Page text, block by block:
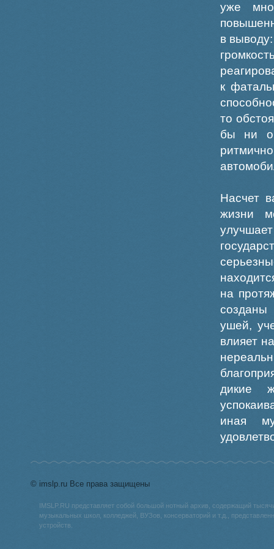
уже
в
к
то
бы ни
Насчет
жизни
на
ушей,
влияет
дикие
иная
© imslp.ru Все права защищены
IMSLP.RU представляет собой большой нотный архив, содержащий
музыкальных школ, колледжей, ВУЗов, консерваторий и т.д.,
устройств.